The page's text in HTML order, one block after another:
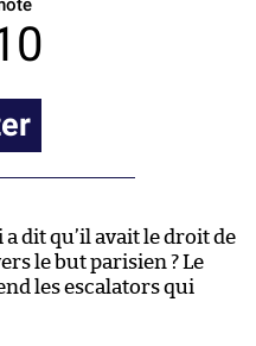
a dit qu’il avait le droit de
le but parisien ? Le
les escalators qui